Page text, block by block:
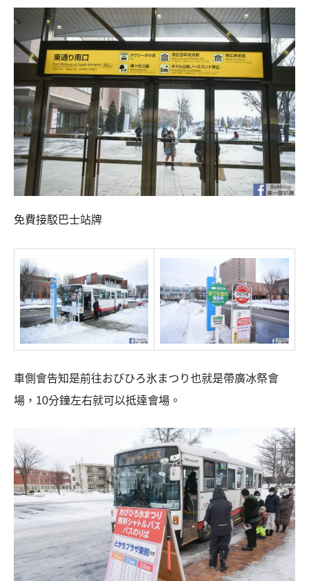
免費接駁巴士站牌
車側會告知是前往おびひろ氷まつり也就是帶廣冰祭會
場，10分鐘左右就可以抵達會場。